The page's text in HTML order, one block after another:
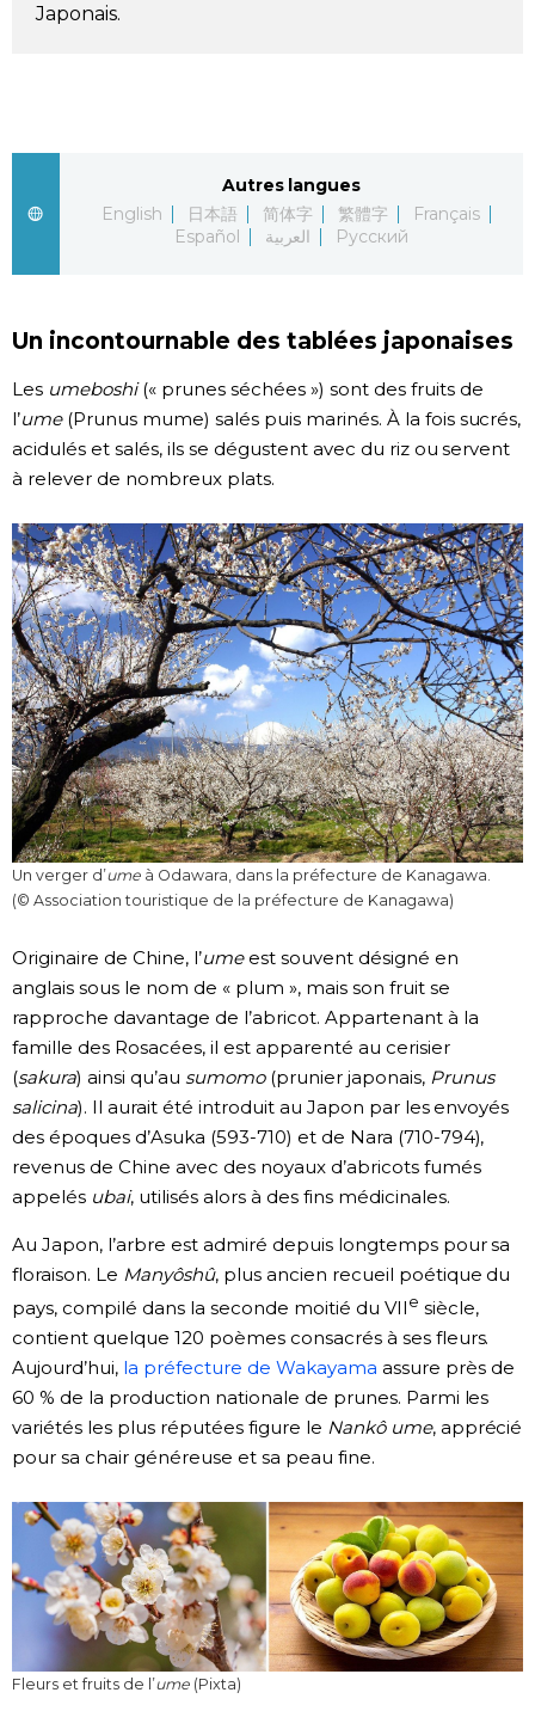
Vidéos
Tokyo
Japonais.
Autres langues
English
日本語 简体字 繁體字
Français
Español
العربية Русский
Un incontournable des tablées japonaises
Les umeboshi(« prunes séchées ») sont des fruits de
l’ume(Prunus mume) salés puis marinés. À la fois sucrés,
acidulés et salés, ils se dégustent avec du riz ou servent
à relever de nombreux plats.
Un verger d’umeà Odawara, dans la préfecture de Kanagawa.
(© Association touristique de la préfecture de Kanagawa)
Originaire de Chine, l’umeest souvent désigné en
anglais sous le nom de « plum », mais son fruit se
rapproche davantage de l’abricot. Appartenant à la
famille des Rosacées, il est apparenté au cerisier
(sakura) ainsi qu’au sumomo(prunier japonais, Prunus
salicina). Il aurait été introduit au Japon par les envoyés
des époques d’Asuka (593-710) et de Nara (710-794),
revenus de Chine avec des noyaux d’abricots fumés
appelés ubai, utilisés alors à des fins médicinales.
Au Japon, l’arbre est admiré depuis longtemps pour sa
floraison. Le Manyôshû, plus ancien recueil poétique du
pays, compilé dans la seconde moitié du VII e siècle,
contient quelque 120 poèmes consacrés à ses fleurs.
Aujourd’hui, la préfecture de Wakayama assure près de
60 % de la production nationale de prunes. Parmi les
variétés les plus réputées figure le Nankô ume, apprécié
pour sa chair généreuse et sa peau fine.
Fleurs et fruits de l’ume(Pixta)